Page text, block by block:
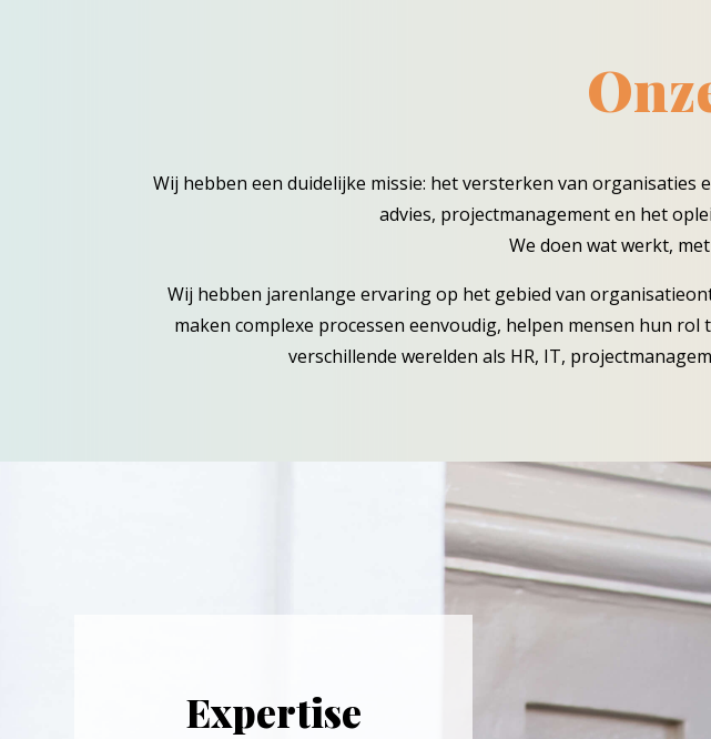
Wij hebben een duidelijke missie: het versterken van
advies, projectmanagement en het
We doen wat werkt,
Wij hebben jarenlange ervaring op het gebied van
maken complexe processen eenvoudig, helpen mensen hun
verschillende werelden als HR, IT,
Expertise